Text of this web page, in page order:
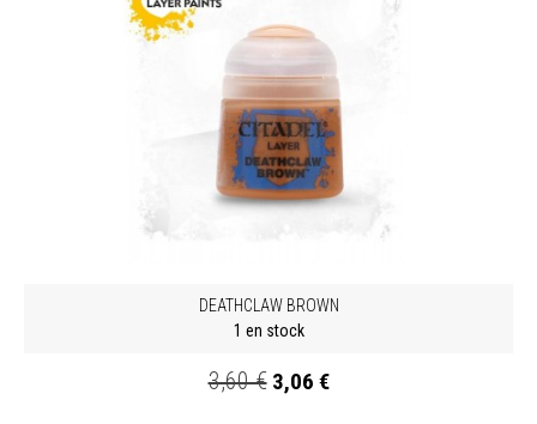
DEATHCLAW BROWN
1 en stock
3,60 € 3,06 €